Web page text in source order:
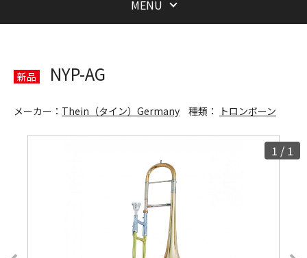
MENU
新品 NYP-AG
メーカー： Thein（タイン）Germany 種類： トロンボーン
1 / 1